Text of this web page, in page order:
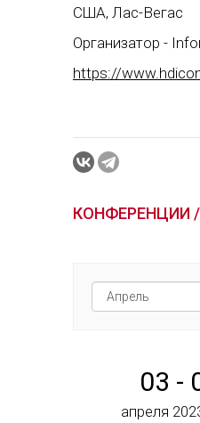
США, Лас-Вегас
Организатор -
https://
КОНФЕРЕНЦИИ
03 -
апреля